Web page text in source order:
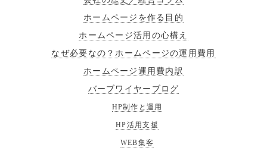
ホームページを作る目的
ホームページ活用の心構え
なぜ必要なの？ホームページの運用費用
ホームページ運用費内訳
バーブワイヤーブログ
HP制作と運用
HP活用支援
WEB集客